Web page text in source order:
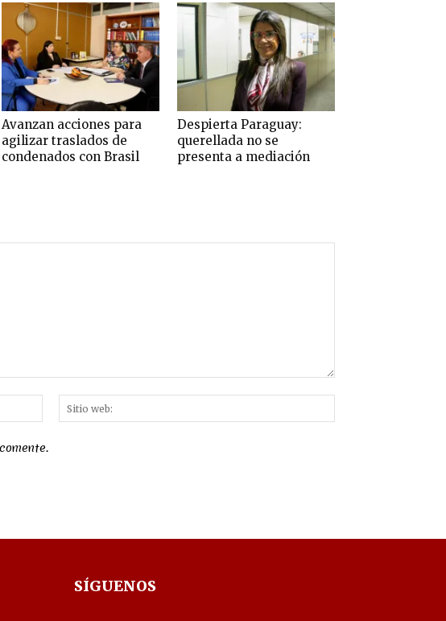
Avanzan acciones para
agilizar traslados de
condenados con Brasil
Despierta Paraguay:
querellada no se
presenta a mediación
Correo
electrónico:*
web:
SÍGUENOS